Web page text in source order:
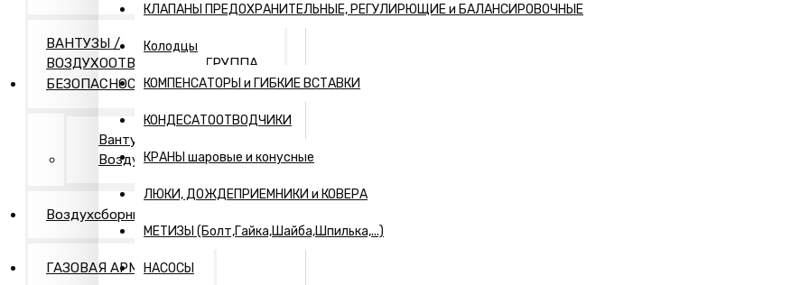
КЛАПАНЫ ПРЕДОХРАНИТЕЛЬНЫЕ, РЕГУЛИРЮЩИЕ и БАЛАНСИРОВОЧНЫЕ
Колодцы
КОМПЕНСАТОРЫ и ГИБКИЕ ВСТАВКИ
КОНДЕСАТООТВОДЧИКИ
КРАНЫ шаровые и конусные
ЛЮКИ, ДОЖДЕПРИЕМНИКИ и КОВЕРА
МЕТИЗЫ (Болт,Гайка,Шайба,Шпилька,...)
НАСОСЫ
ВАНТУЗЫ /
ВОЗДУХООТВОДЧИКИ / ГРУППА
БЕЗОПАСНОСТИ
Вантузы и
Воздухоотводчики
Воздухсборники
ГАЗОВАЯ АРМАТУРА